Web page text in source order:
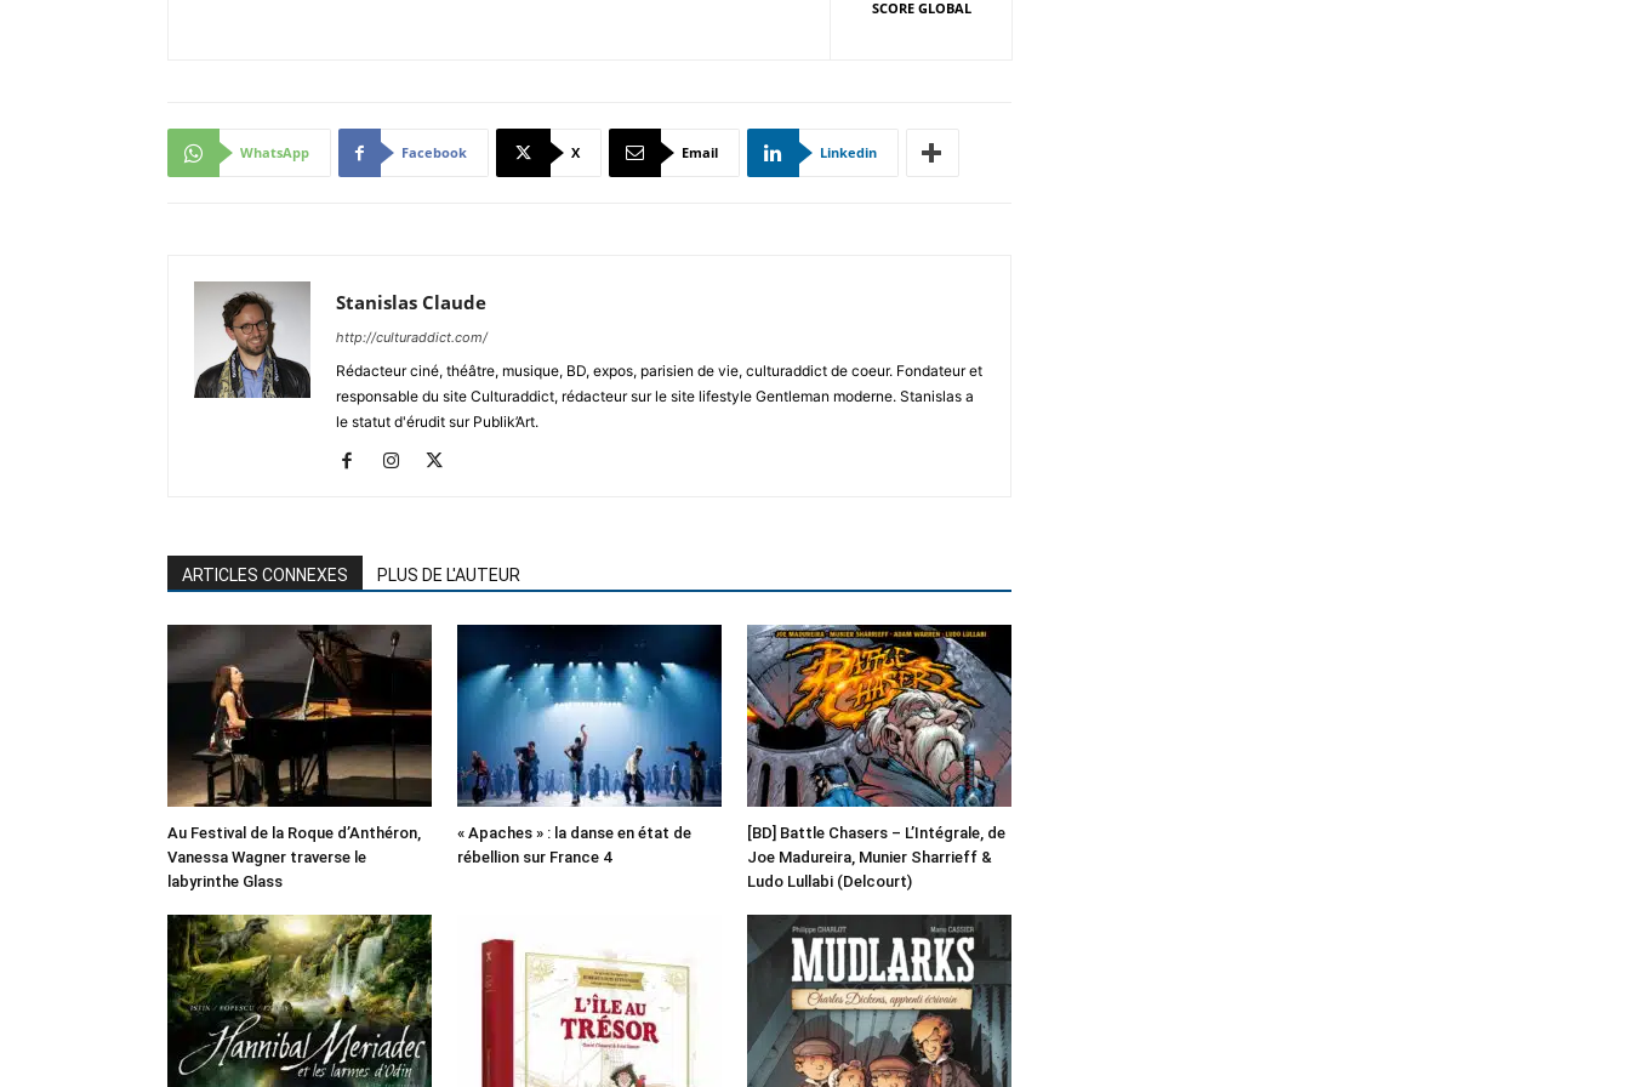
SCORE GLOBAL
WhatsApp Facebook X Email Linkedin
Stanislas Claude
http://culturaddict.com/
Rédacteur ciné, théâtre, musique, BD, expos, parisien de vie, culturaddict de coeur. Fondateur et
responsable du site Culturaddict, rédacteur sur le site lifestyle Gentleman moderne. Stanislas a
le statut d'érudit sur Publik’Art.
ARTICLES CONNEXES PLUS DE L'AUTEUR
Au Festival de la Roque d’Anthéron,
Vanessa Wagner traverse le
labyrinthe Glass
« Apaches » : la danse en état de
rébellion sur France 4
[BD] Battle Chasers – L’Intégrale, de
Joe Madureira, Munier Sharrieff &
Ludo Lullabi (Delcourt)